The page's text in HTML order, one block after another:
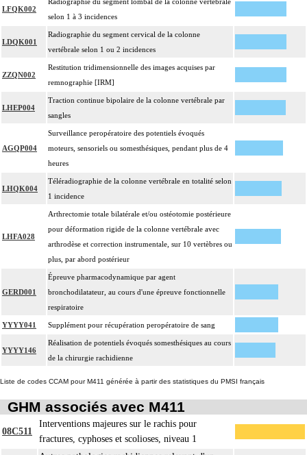
LFQK002
selon 1 à 3 incidences
LDQK001
Radiographie du segment cervical de la colonne
vertébrale selon 1 ou 2 incidences
ZZQN002
Restitution tridimensionnelle des images acquises par
remnographie [IRM]
LHEP004
Traction continue bipolaire de la colonne vertébrale par
sangles
AGQP004
Surveillance peropératoire des potentiels évoqués
moteurs, sensoriels ou somesthésiques, pendant plus de 4
heures
LHQK004
Téléradiographie de la colonne vertébrale en totalité selon
1 incidence
LHFA028
Arthrectomie totale bilatérale et/ou ostéotomie postérieure
pour déformation rigide de la colonne vertébrale avec
arthrodèse et correction instrumentale, sur 10 vertèbres ou
plus, par abord postérieur
GERD001
Épreuve pharmacodynamique par agent
bronchodilatateur, au cours d'une épreuve fonctionnelle
respiratoire
YYYY041 Supplément pour récupération peropératoire de sang
YYYY146
Réalisation de potentiels évoqués somesthésiques au cours
de la chirurgie rachidienne
Liste de codes CCAM pour M411 générée à partir des statistiques du PMSI français
GHM associés avec M411
08C511
Interventions majeures sur le rachis pour
fractures, cyphoses et scolioses, niveau 1